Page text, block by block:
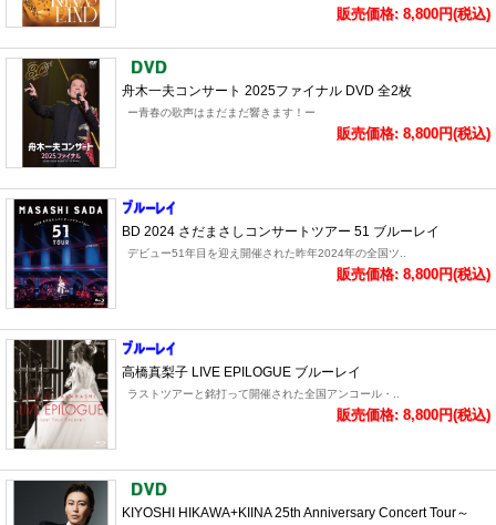
販売価格: 8,800円(税込)
舟木一夫コンサート 2025ファイナル DVD 全2枚
ー青春の歌声はまだまだ響きます！ー
販売価格: 8,800円(税込)
BD 2024 さだまさしコンサートツアー 51 ブルーレイ
デビュー51年目を迎え開催された昨年2024年の全国ツ..
販売価格: 8,800円(税込)
高橋真梨子 LIVE EPILOGUE ブルーレイ
ラストツアーと銘打って開催された全国アンコール・..
販売価格: 8,800円(税込)
KIYOSHI HIKAWA+KIINA 25th Anniversary Concert Tour～